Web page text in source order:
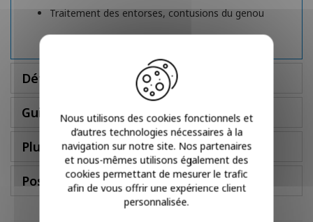
Traitement des entorses, contusions du genou
Détails
Guide des tailles
Plus d'infos
Poser une question
Nous utilisons des cookies fonctionnels et
d’autres technologies nécessaires à la
navigation sur notre site. Nos partenaires
et nous-mêmes utilisons également des
cookies permettant de mesurer le trafic
afin de vous offrir une expérience client
personnalisée.